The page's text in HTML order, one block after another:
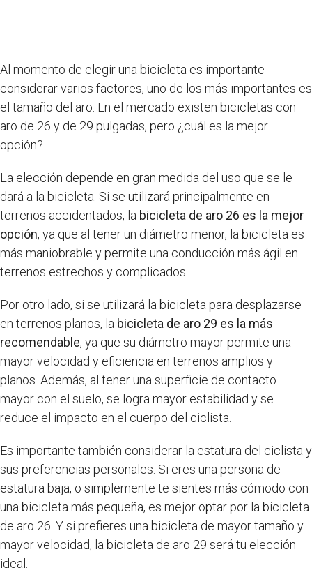
Al momento de elegir una bicicleta es importante
considerar varios factores, uno de los más importantes es
el tamaño del aro. En el mercado existen bicicletas con
aro de 26 y de 29 pulgadas, pero ¿cuál es la mejor
opción?
La elección depende en gran medida del uso que se le
dará a la bicicleta. Si se utilizará principalmente en
terrenos accidentados, la bicicleta de aro 26 es la mejor
opción, ya que al tener un diámetro menor, la bicicleta es
más maniobrable y permite una conducción más ágil en
terrenos estrechos y complicados.
Por otro lado, si se utilizará la bicicleta para desplazarse
en terrenos planos, la bicicleta de aro 29 es la más
recomendable, ya que su diámetro mayor permite una
mayor velocidad y eficiencia en terrenos amplios y
planos. Además, al tener una superficie de contacto
mayor con el suelo, se logra mayor estabilidad y se
reduce el impacto en el cuerpo del ciclista.
Es importante también considerar la estatura del ciclista y
sus preferencias personales. Si eres una persona de
estatura baja, o simplemente te sientes más cómodo con
una bicicleta más pequeña, es mejor optar por la bicicleta
de aro 26. Y si prefieres una bicicleta de mayor tamaño y
mayor velocidad, la bicicleta de aro 29 será tu elección
ideal.